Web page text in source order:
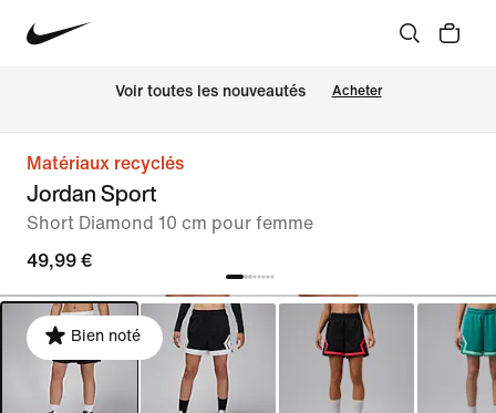
Voir toutes les nouveautés Acheter
Matériaux recyclés
Jordan Sport
Short Diamond 10 cm pour femme
49,99 €
Bien noté